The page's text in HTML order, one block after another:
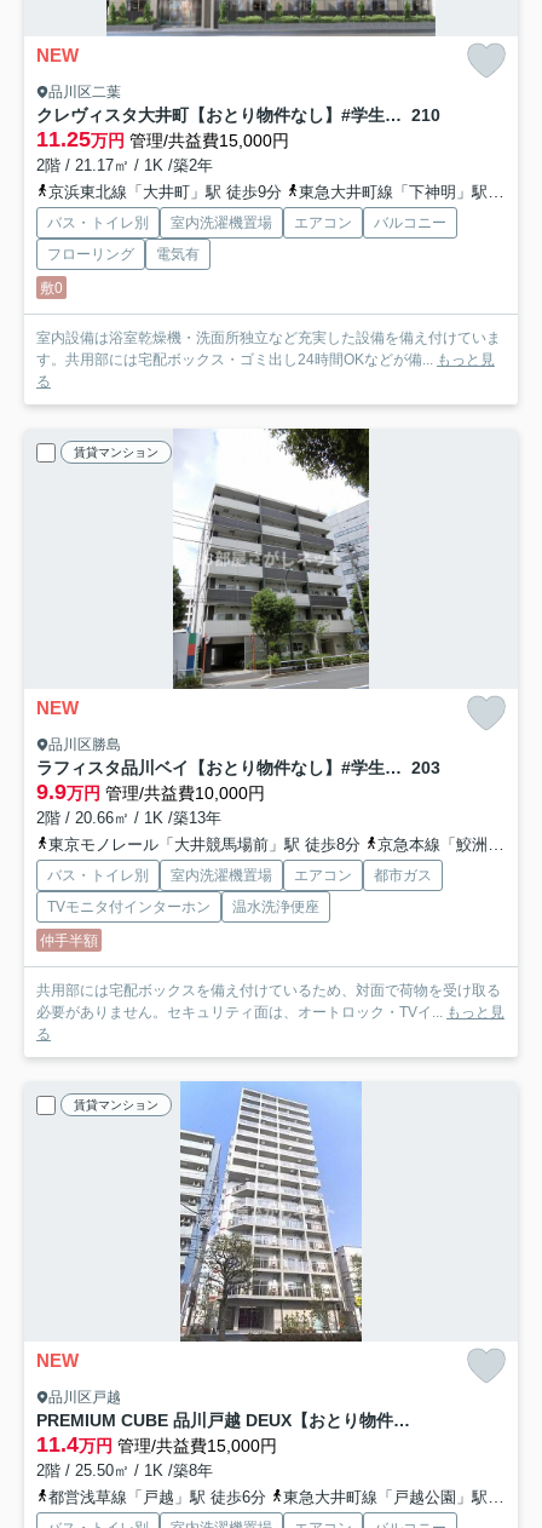
NEW
品川区二葉
クレヴィスタ大井町【おとり物件なし】#学生・社会人にオススメ！初期費用分割払いOK！ 210
11.25万円 管理/共益費15,000円
2階 / 21.17㎡ / 1K /築2年
京浜東北線「大井町」駅 徒歩9分
東急大井町線「下神明」駅 徒歩5分
バス・トイレ別 室内洗濯機置場 エアコン
バルコニー
フローリング
電気有
敷0
室内設備は浴室乾燥機・洗面所独立など充実した設備を備え付けていま
す。共用部には宅配ボックス・ゴミ出し24時間OKなどが備... もっと見
る
賃貸マンション
NEW
品川区勝島
ラフィスタ品川ベイ【おとり物件なし】#学生・社会人にオススメ！初期費用分割払いOK！ 203
9.9万円 管理/共益費10,000円
2階 / 20.66㎡ / 1K /築13年
東京モノレール「大井競馬場前」駅 徒歩8分
京急本線「鮫洲」駅 徒歩12分
バス・トイレ別 室内洗濯機置場 エアコン
都市ガス
TVモニタ付インターホン
温水洗浄便座
仲手半額
共用部には宅配ボックスを備え付けているため、対面で荷物を受け取る
必要がありません。セキュリティ面は、オートロック・TVイ... もっと見
る
賃貸マンション
NEW
品川区戸越
PREMIUM CUBE 品川戸越 DEUX【おとり物件なし】#学生・社会人にオススメ！
11.4万円 管理/共益費15,000円
2階 / 25.50㎡ / 1K /築8年
都営浅草線「戸越」駅 徒歩6分
東急大井町線「戸越公園」駅 徒歩4分